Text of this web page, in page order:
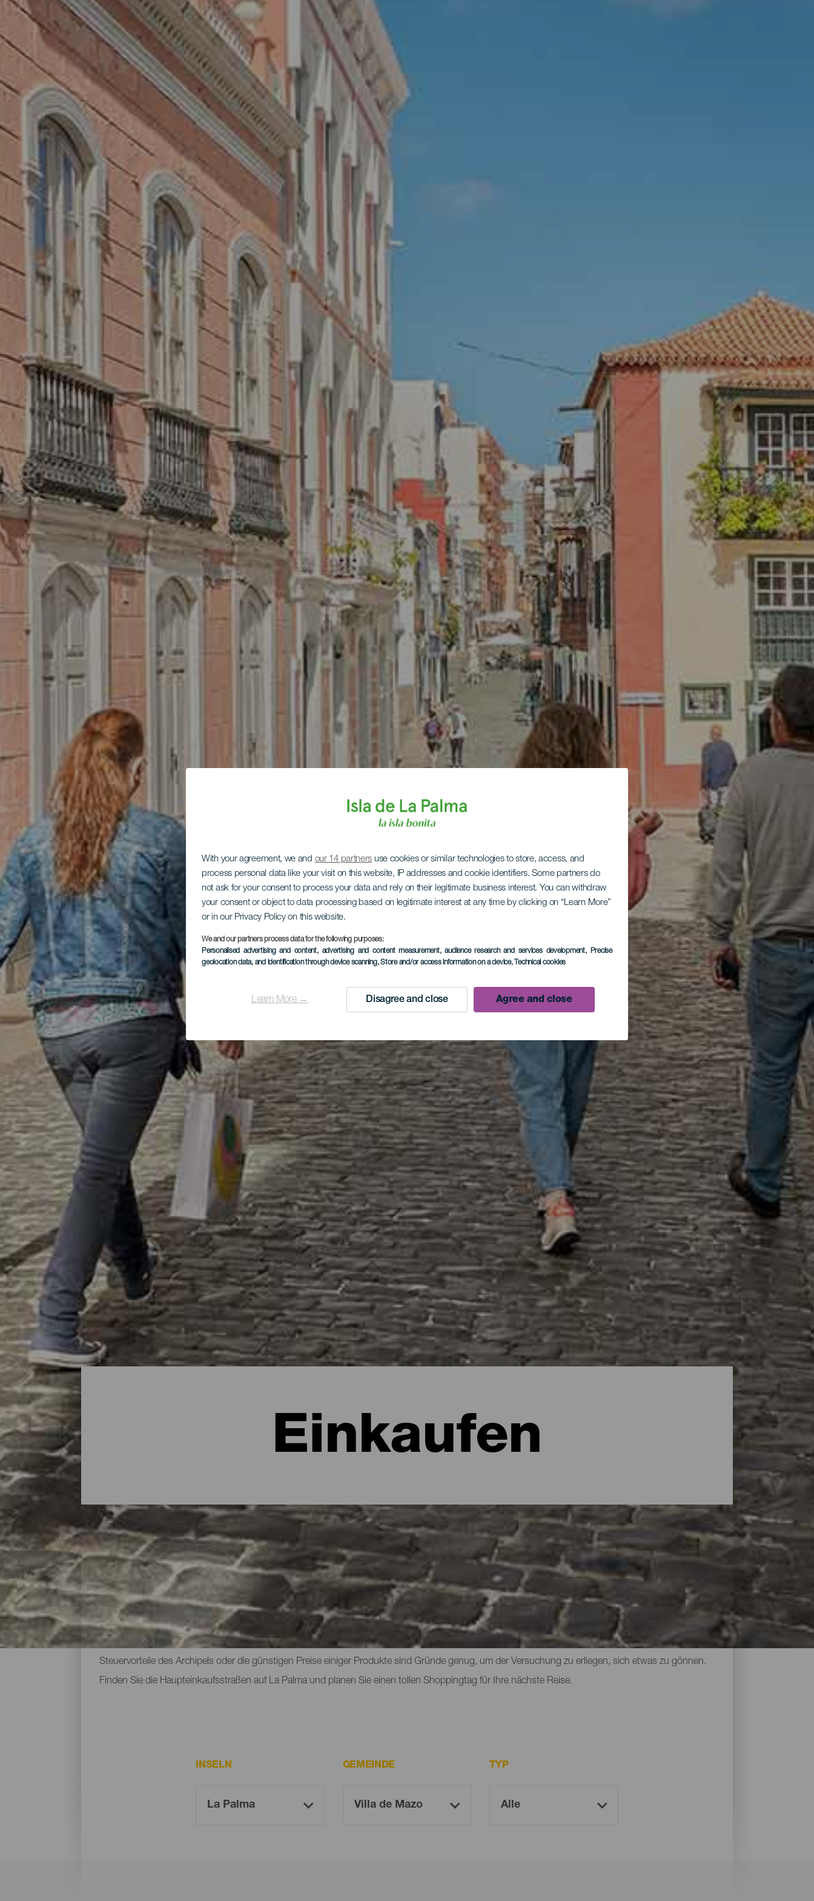
With your agreement, we and our 14 partners use cookies or similar technologies to store, access, and
process personal data like your visit on this website, IP addresses and cookie identifiers. Some partners do
not ask for your consent to process your data and rely on their legitimate business interest. You can withdraw
your consent or object to data processing based on legitimate interest at any time by clicking on “Learn More”
or in our Privacy Policy on this website.
We and our partners process data for the following purposes:
Personalised advertising and content, advertising and content measurement, audience research and services development, Precise
geolocation data, and identification through device scanning, Store and/or access information on a device, Technical cookies
Learn More → Disagree and close Agree and close
Einkaufen
Wo man auf La Palma einkaufen kann
La Isla Bonita hinterlässt immer eine gute Erinnerung, wenn auch nicht immer in Form von Fotos und Videos. Die Einkaufszonen von La Palma sind
eine gute Möglichkeit, einen entspannten Tag zu verbringen, die malerischen Straßen zu erkunden und ein paar Souvenirs mit nach Hause zu
nehmen. Die Geschäfte mit ihren farbenfrohen Fassaden, die Straßenmärkte mit ihrem vielfältigen Angebot an lokalem Kunsthandwerk, die
Steuervorteile des Archipels oder die günstigen Preise einiger Produkte sind Gründe genug, um der Versuchung zu erliegen, sich etwas zu gönnen.
Finden Sie die Haupteinkaufsstraßen auf La Palma und planen Sie einen tollen Shoppingtag für Ihre nächste Reise.
INSELN GEMEINDE TYP